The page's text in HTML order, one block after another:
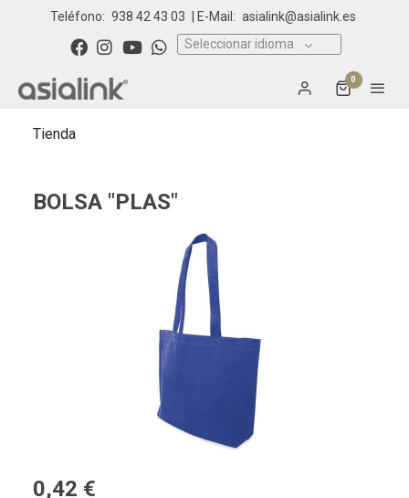
Teléfono: 938 42 43 03 | E-Mail: asialink@asialink.es
Seleccionar idioma
0
Tienda
BOLSA "PLAS"
0,42 €